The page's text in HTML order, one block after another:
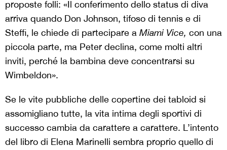
proposte folli: «Il conferimento dello status di diva
arriva quando Don Johnson, tifoso di tennis e di
Steffi, le chiede di partecipare a Miami Vice, con una
piccola parte, ma Peter declina, come molti altri
inviti, perché la bambina deve concentrarsi su
Wimbeldon».
Se le vite pubbliche delle copertine dei tabloid si
assomigliano tutte, la vita intima degli sportivi di
successo cambia da carattere a carattere. L’intento
del libro di Elena Marinelli sembra proprio quello di